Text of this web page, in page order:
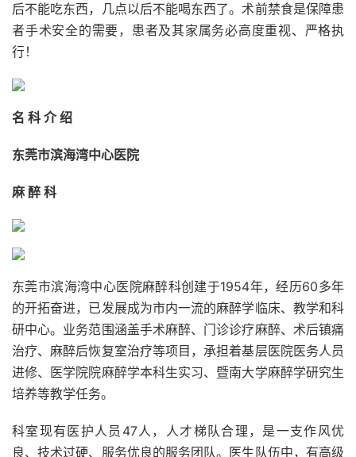
后不能吃东西，几点以后不能喝东西了。术前禁食是保障患
者手术安全的需要，患者及其家属务必高度重视、严格执
行！
名 科 介 绍
东莞市滨海湾中心医院
麻 醉 科
东莞市滨海湾中心医院麻醉科创建于1954年，经历60多年
的开拓奋进，已发展成为市内一流的麻醉学临床、教学和科
研中心。业务范围涵盖手术麻醉、门诊诊疗麻醉、术后镇痛
治疗、麻醉后恢复室治疗等项目，承担着基层医院医务人员
进修、医学院院麻醉学本科生实习、暨南大学麻醉学研究生
培养等教学任务。
科室现有医护人员47人，人才梯队合理，是一支作风优
良、技术过硬、服务优良的服务团队。医生队伍中，有高级